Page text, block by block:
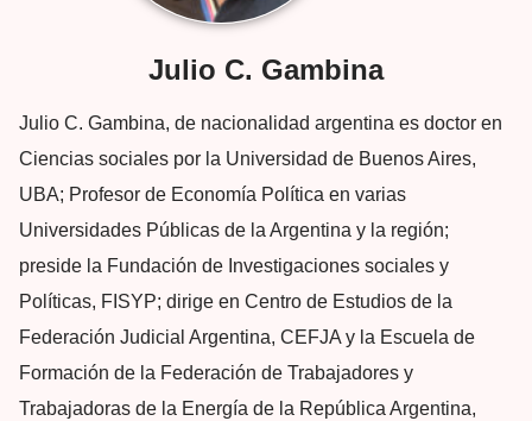
Julio C. Gambina
Julio C. Gambina, de nacionalidad argentina es doctor en
Ciencias sociales por la Universidad de Buenos Aires,
UBA; Profesor de Economía Política en varias
Universidades Públicas de la Argentina y la región;
preside la Fundación de Investigaciones sociales y
Políticas, FISYP; dirige en Centro de Estudios de la
Federación Judicial Argentina, CEFJA y la Escuela de
Formación de la Federación de Trabajadores y
Trabajadoras de la Energía de la República Argentina,